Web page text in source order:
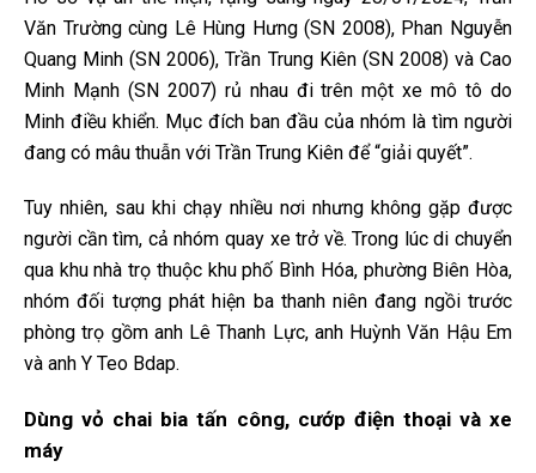
Văn Trường cùng Lê Hùng Hưng (SN 2008), Phan Nguyễn
Quang Minh (SN 2006), Trần Trung Kiên (SN 2008) và Cao
Minh Mạnh (SN 2007) rủ nhau đi trên một xe mô tô do
Minh điều khiển. Mục đích ban đầu của nhóm là tìm người
đang có mâu thuẫn với Trần Trung Kiên để “giải quyết”.
Tuy nhiên, sau khi chạy nhiều nơi nhưng không gặp được
người cần tìm, cả nhóm quay xe trở về. Trong lúc di chuyển
qua khu nhà trọ thuộc khu phố Bình Hóa, phường Biên Hòa,
nhóm đối tượng phát hiện ba thanh niên đang ngồi trước
phòng trọ gồm anh Lê Thanh Lực, anh Huỳnh Văn Hậu Em
và anh Y Teo Bdap.
Dùng vỏ chai bia tấn công, cướp điện thoại và xe
máy